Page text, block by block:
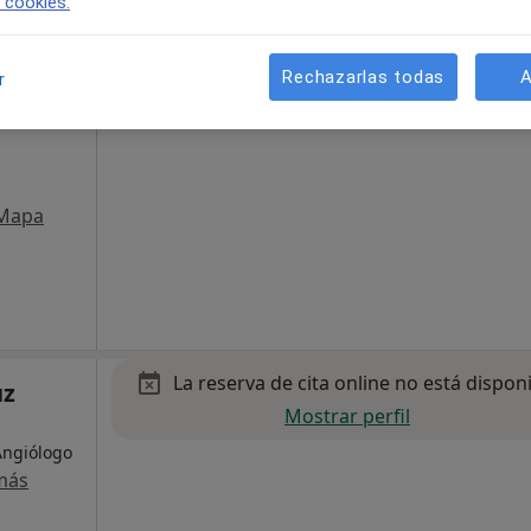
Pedir una cita
La reserva de cita online no está
Mostrar perfil
Rechazarlas todas